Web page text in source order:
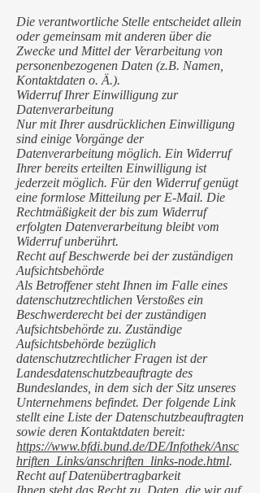
Die verantwortliche Stelle entscheidet allein
oder gemeinsam mit anderen über die
Zwecke und Mittel der Verarbeitung von
personenbezogenen Daten (z.B. Namen,
Kontaktdaten o. Ä.).
Widerruf Ihrer Einwilligung zur
Datenverarbeitung
Nur mit Ihrer ausdrücklichen Einwilligung
sind einige Vorgänge der
Datenverarbeitung möglich. Ein Widerruf
Ihrer bereits erteilten Einwilligung ist
jederzeit möglich. Für den Widerruf genügt
eine formlose Mitteilung per E-Mail. Die
Rechtmäßigkeit der bis zum Widerruf
erfolgten Datenverarbeitung bleibt vom
Widerruf unberührt.
Recht auf Beschwerde bei der zuständigen
Aufsichtsbehörde
Als Betroffener steht Ihnen im Falle eines
datenschutzrechtlichen Verstoßes ein
Beschwerderecht bei der zuständigen
Aufsichtsbehörde zu. Zuständige
Aufsichtsbehörde bezüglich
datenschutzrechtlicher Fragen ist der
Landesdatenschutzbeauftragte des
Bundeslandes, in dem sich der Sitz unseres
Unternehmens befindet. Der folgende Link
stellt eine Liste der Datenschutzbeauftragten
sowie deren Kontaktdaten bereit:
https://www.bfdi.bund.de/DE/Infothek/Ansc
hriften_Links/anschriften_links-node.html.
Recht auf Datenübertragbarkeit
Ihnen steht das Recht zu, Daten, die wir auf